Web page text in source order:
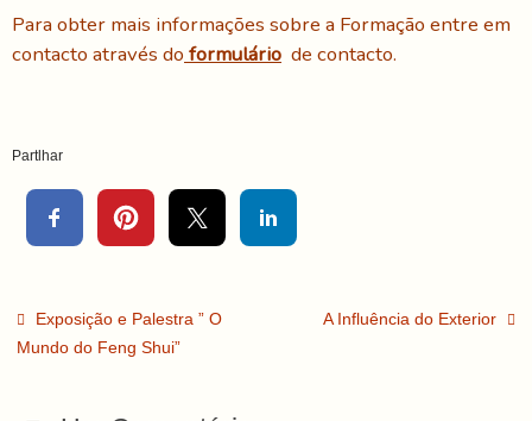
Para obter mais informações sobre a Formação entre em
contacto através do formulário de contacto.
Partlhar
Exposição e Palestra ” O
Mundo do Feng Shui”
A Influência do Exterior